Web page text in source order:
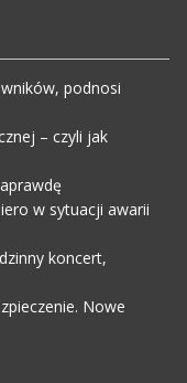
podnosi
– czyli jak
w sytuacji awarii
koncert,
Nowe